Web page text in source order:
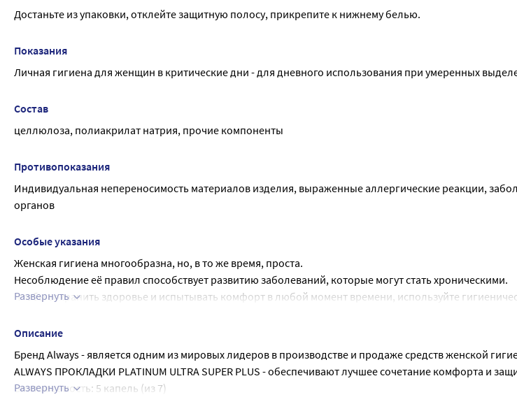
Достаньте из упаковки, отклейте защитную полосу, прикрепите к нижнему белью.
Показания
Личная гигиена для женщин в критические дни - для дневного использования при умеренных
Состав
целлюлоза, полиакрилат натрия, прочие компоненты
Противопоказания
Индивидуальная непереносимость материалов изделия, выраженные аллергические реакции,
органов
Особые указания
Женская гигиена многообразна, но, в то же время, проста.
Несоблюдение её правил способствует развитию заболеваний, которые могут стать хроническими.
Чтобы сохранить здоровье и испытывать комфорт в любой момент времени, используйте
Развернуть
Описание
Бренд Always - является одним из мировых лидеров в производстве и продаже средств женской
ALWAYS ПРОКЛАДКИ PLATINUM ULTRA SUPER PLUS - обеспечивают лучшее сочетание комфорта и
Впитываемость: 5 капель (из 7)
Развернуть